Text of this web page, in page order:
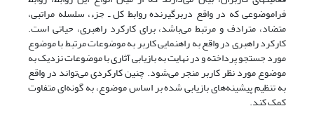
فراموضوعی که در واقع دربرگیرنده روابط کل ـ جزء، سلسله مراتبی،
متضاد، مترادف و مرتبط می‌باشد، برای کارکرد راهبری، حیاتی است.
کارکرد راهبری در واقع به راهنمایی کاربر به موضوعات مرتبط با موضوع
مورد جستجو پرداخته و در نهایت به بازیابی آثاری با موضوعات نزدیک به
موضوع مورد نظر کاربر منجر می‌شود. چنین کارکردی می‌تواند در واقع
به تنظیم پیشینه‌های بازیابی شده بر اساس موضوع، به گونه‌ای متفاوت
کمک کند.